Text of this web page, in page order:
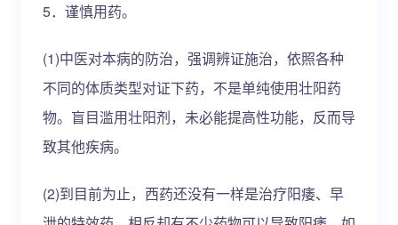
5．谨慎用药。
(1)中医对本病的防治，强调辨证施治，依照各种
不同的体质类型对证下药，不是单纯使用壮阳药
物。盲目滥用壮阳剂，未必能提高性功能，反而导
致其他疾病。
(2)到目前为止，西药还没有一样是治疗阳痿、早